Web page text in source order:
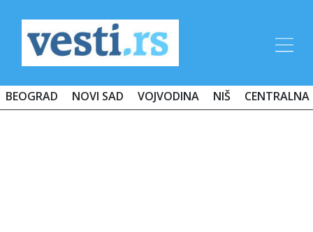
BEOGRAD NOVI SAD VOJVODINA NIŠ CENTRALNA